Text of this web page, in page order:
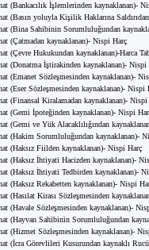
(Bankacılık İşlemlerinden kaynaklanan)-
(Basın yoluyla Kişilik Haklarına
(Bina Sahibinin Sorumluluğundan
(Çatmadan kaynaklanan)- Nispi Harç
(Çevre Hukukundan kaynaklanan)-Harca
(Donatma İştirakinden kaynaklanan)- Nispi
(Emanet Sözleşmesinden kaynaklanan)-
(Eser Sözleşmesinden kaynaklanan)- Nispi
(Finansal Kiralamadan kaynaklanan)- Nispi
(Gemi İpoteğinden kaynaklanan)- Nispi
(Gemi ve Yük Alacaklılığından
(Hakim Sorumluluğundan kaynaklanan)-
(Haksız Fiilden kaynaklanan)- Nispi Harç
(Haksız İhtiyati Hacizden kaynaklanan)-
(Haksız İhtiyati Tedbirden kaynaklanan)-
(Haksız Rekabetten kaynaklanan)- Nispi
(Hasılat Kirası Sözleşmesinden
(Havale Sözleşmesinden kaynaklanan)-
(Hayvan Sahibinin Sorumluluğundan
(Hizmet Sözleşmesinden kaynaklanan)-
(İcra Görevlileri Kusurundan kaynaklı